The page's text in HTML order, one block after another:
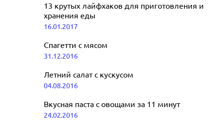
13 крутых лайфхаков для приготовления и
хранения еды
16.01.2017
Спагетти с мясом
31.12.2016
Летний салат с кускусом
04.08.2016
Вкусная паста c овощами за 11 минут
24.02.2016